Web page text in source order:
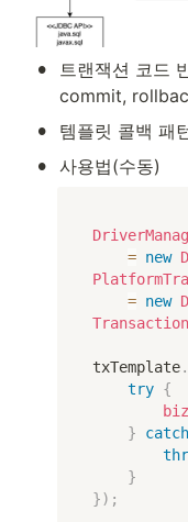
•
트랜잭션 코드
commit,
• 템플릿 콜백 패
• 사용법(수동)
= new
= new
txTemplate.
try {
}
catch
}
}) ;